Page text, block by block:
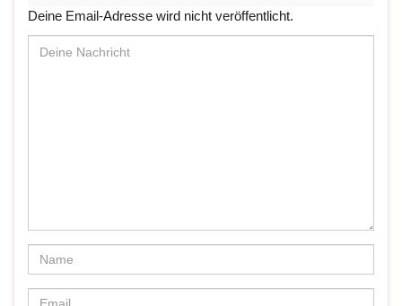
Deine Email-Adresse wird nicht veröffentlicht.